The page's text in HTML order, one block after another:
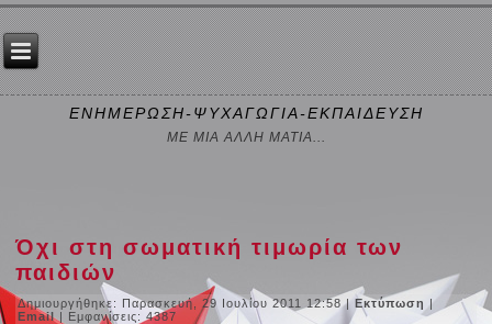
ΕΝΗΜΕΡΩΣΗ-ΨΥΧΑΓΩΓΙΑ-ΕΚΠΑΙΔΕΥΣΗ
ΜΕ ΜΙΑ ΑΛΛΗ ΜΑΤΙΑ...
Όχι στη σωματική τιμωρία των
παιδιών
Δημιουργήθηκε: Παρασκευή, 29 Ιουλίου 2011 12:58 |Εκτύπωση |
Email | Εμφανίσεις: 4387